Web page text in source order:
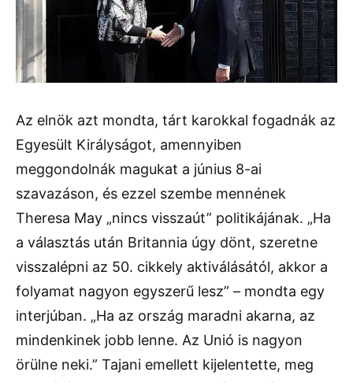
Az elnök azt mondta, tárt karokkal fogadnák az
Egyesült Királyságot, amennyiben
meggondolnák magukat a június 8-ai
szavazáson, és ezzel szembe mennének
Theresa May „nincs visszaút” politikájának. „Ha
a választás után Britannia úgy dönt, szeretne
visszalépni az 50. cikkely aktiválásától, akkor a
folyamat nagyon egyszerű lesz” – mondta egy
interjúban. „Ha az ország maradni akarna, az
mindenkinek jobb lenne. Az Unió is nagyon
örülne neki.” Tajani emellett kijelentette, meg